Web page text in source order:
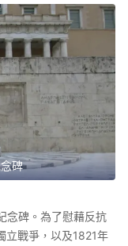
碑
念碑。為了慰藉反抗
立戰爭，以及1821年